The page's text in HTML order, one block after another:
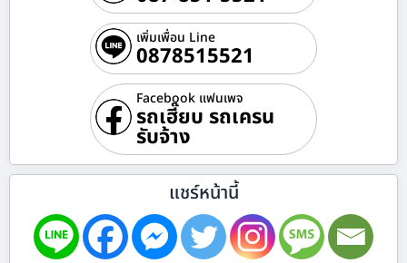
เพิ่มเพื่อน Line
0878515521
Facebook แฟนเพจ
รถเฮี๊ยบ รถเครน
รับจ้าง
แชร์หน้านี้